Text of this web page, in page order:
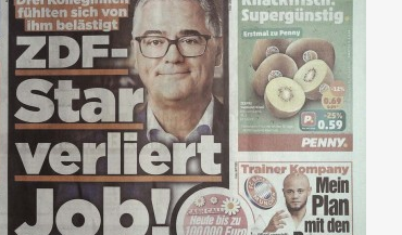
Mädchen
POP Rocky
Yam!
Journal
Shape